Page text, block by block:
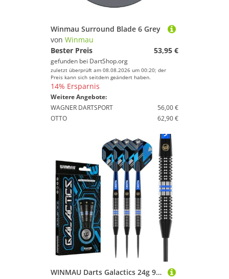
Winmau Surround Blade 6 Grey
von Winmau
Bester Preis
53,95 €
gefunden bei DartShop.org
zuletzt überprüft am 08.08.2026 um 00:20; der
Preis kann sich seitdem geändert haben.
14% Ersparnis
Weitere Angebote:
WAGNER DARTSPORT
56,00 €
OTTO
62,90 €
WINMAU Darts Galactics 24g 90% Professionelles Wolfram Dartpfeile-Set mit Stahlspitze mit Dart Flüge und Dartschäfte